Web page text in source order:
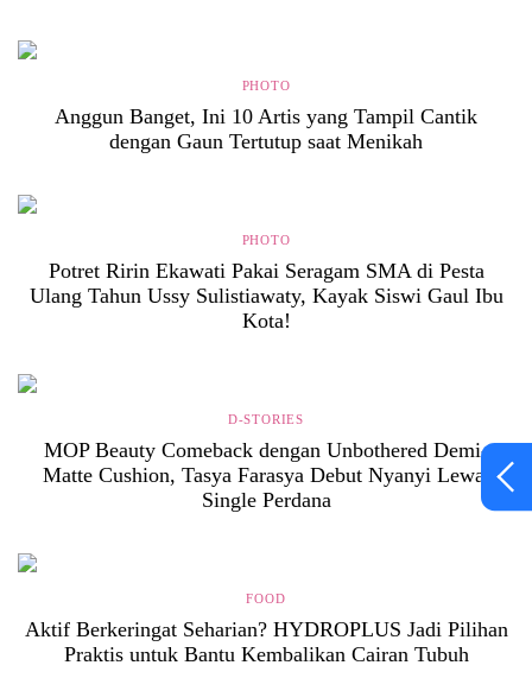
PHOTO
Anggun Banget, Ini 10 Artis yang Tampil Cantik
dengan Gaun Tertutup saat Menikah
PHOTO
Potret Ririn Ekawati Pakai Seragam SMA di Pesta
Ulang Tahun Ussy Sulistiawaty, Kayak Siswi Gaul Ibu
Kota!
D-STORIES
MOP Beauty Comeback dengan Unbothered Demi-
Matte Cushion, Tasya Farasya Debut Nyanyi Lewat
Single Perdana
FOOD
Aktif Berkeringat Seharian? HYDROPLUS Jadi Pilihan
Praktis untuk Bantu Kembalikan Cairan Tubuh